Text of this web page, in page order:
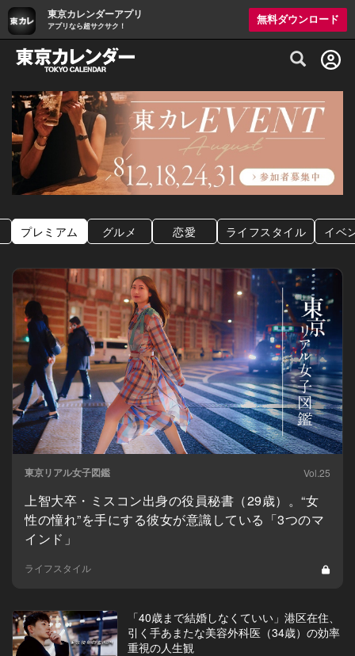
東京カレンダーアプリ
アプリなら超サクサク！
無料ダウンロード
グルメ情報・プレミアムレストラン予約
プレミアム グルメ 恋愛 ライフスタイル イベ
東京リアル女子図鑑 Vol.25
上智大卒・ミスコン出身の役員秘書（29歳）。“女
性の憧れ”を手にする彼女が意識している「3つのマ
インド」
ライフスタイル
「40歳まで結婚しなくていい」港区在住、
引く手あまたな美容外科医（34歳）の効率
重視の人生観